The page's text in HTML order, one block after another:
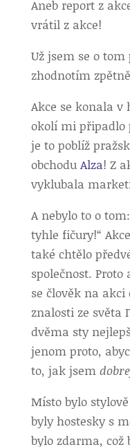
Aneb report z
vrátil z akce!
Už jsem se o
zhodnotím
Akce se konala v
okolí mi připadlo
je to poblíž
obchodu Alza! Z
vyklubala
A nebylo to o
tyhle fičury!“
také chtělo
společnost.
se člověk na
znalosti ze světa
dvěma sty
jenom proto,
to, jak jsem
Místo bylo
byly hostesky s
bylo zdarma,